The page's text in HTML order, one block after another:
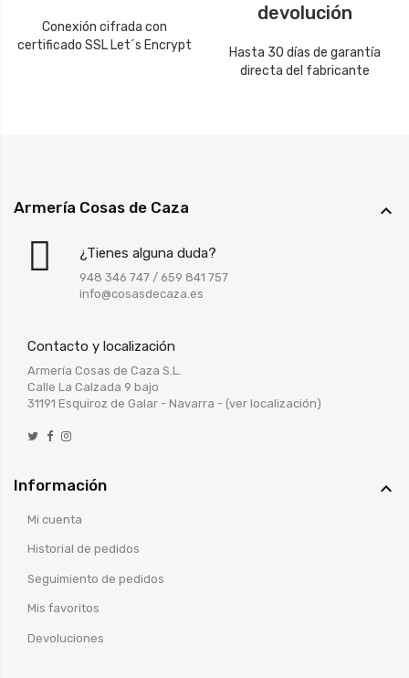
Conexión cifrada con
certificado SSL Let´s Encrypt
devolución
Hasta 30 días de garantía
directa del fabricante
Armería Cosas de Caza 
¿Tienes alguna duda?
948 346 747 / 659 841 757
info@cosasdecaza.es
Contacto y localización
Armería Cosas de Caza S.L.
Calle La Calzada 9 bajo
31191 Esquiroz de Galar - Navarra - (ver localización)
Información 
Mi cuenta
Historial de pedidos
Seguimiento de pedidos
Mis favoritos
Devoluciones